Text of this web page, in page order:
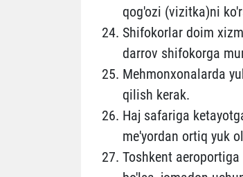
qog'ozi (vizitka)ni
Shifokorlar doim
darrov shifokorga
Mehmonxonalarda
qilish kerak.
Haj safariga
me'yordan ortiq yuk
Toshkent